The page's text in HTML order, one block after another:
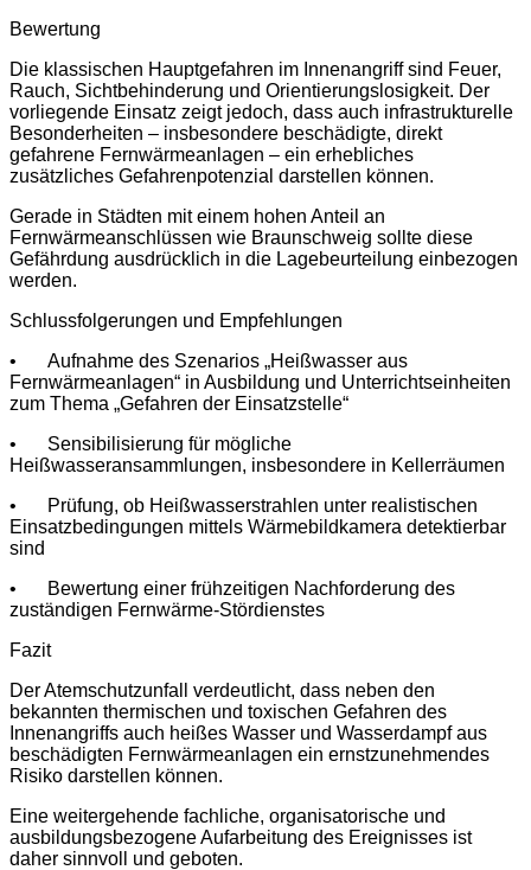
Bewertung
Die klassischen Hauptgefahren im Innenangriff sind Feuer,
Rauch, Sichtbehinderung und Orientierungslosigkeit. Der
vorliegende Einsatz zeigt jedoch, dass auch infrastrukturelle
Besonderheiten – insbesondere beschädigte, direkt
gefahrene Fernwärmeanlagen – ein erhebliches
zusätzliches Gefahrenpotenzial darstellen können.
Gerade in Städten mit einem hohen Anteil an
Fernwärmeanschlüssen wie Braunschweig sollte diese
Gefährdung ausdrücklich in die Lagebeurteilung einbezogen
werden.
Schlussfolgerungen und Empfehlungen
•
Aufnahme des Szenarios „Heißwasser aus
Fernwärmeanlagen“ in Ausbildung und Unterrichtseinheiten
zum Thema „Gefahren der Einsatzstelle“
•
Sensibilisierung für mögliche
Heißwasseransammlungen, insbesondere in Kellerräumen
•
Prüfung, ob Heißwasserstrahlen unter realistischen
Einsatzbedingungen mittels Wärmebildkamera detektierbar
sind
•
Bewertung einer frühzeitigen Nachforderung des
zuständigen Fernwärme-Stördienstes
Fazit
Der Atemschutzunfall verdeutlicht, dass neben den
bekannten thermischen und toxischen Gefahren des
Innenangriffs auch heißes Wasser und Wasserdampf aus
beschädigten Fernwärmeanlagen ein ernstzunehmendes
Risiko darstellen können.
Eine weitergehende fachliche, organisatorische und
ausbildungsbezogene Aufarbeitung des Ereignisses ist
daher sinnvoll und geboten.